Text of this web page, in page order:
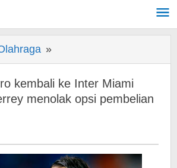
»
Pizarro
kembali
ke
karena
Monterrey
kembali ke Inter Miami
menolak opsi pembelian